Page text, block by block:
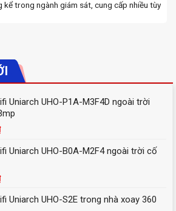
kể trong ngành giám sát, cung cấp nhiều tùy
Uniarch UHO-P1A-M3F4D ngoài trời
Uniarch UHO-B0A-M2F4 ngoài trời cố
Uniarch UHO-S2E trong nhà xoay 360